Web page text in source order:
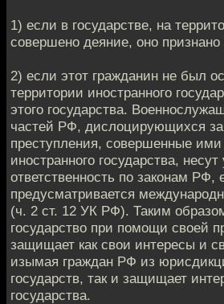
1) если в государстве, на
совершено деяние, оно
2) если этот гражданин не был
территории иностранного
этого государства.
частей РФ, дислоцирующихся
преступления, совершенные ими
иностранного государства,
ответственность по законам РФ,
предусматривается
(ч. 2 ст. 12 УК РФ). Таким
государство при помощи своей
защищает как свои интересы и
изымая граждан РФ из
государств, так и защищает
государства.